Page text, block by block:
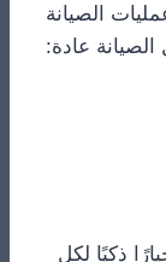
الصيانة
عادة:
ذكيًا لكل